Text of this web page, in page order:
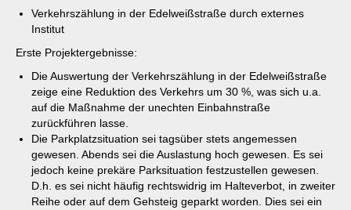
Verkehrszählung in der Edelweißstraße durch externes
Institut
Erste Projektergebnisse:
Die Auswertung der Verkehrszählung in der Edelweißstraße
zeige eine Reduktion des Verkehrs um 30 %, was sich u.a.
auf die Maßnahme der unechten Einbahnstraße
zurückführen lasse.
Die Parkplatzsituation sei tagsüber stets angemessen
gewesen. Abends sei die Auslastung hoch gewesen. Es sei
jedoch keine prekäre Parksituation festzustellen gewesen.
D.h. es sei nicht häufig rechtswidrig im Halteverbot, in zweiter
Reihe oder auf dem Gehsteig geparkt worden. Dies sei ein